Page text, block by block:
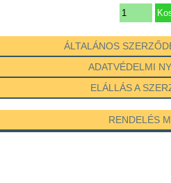
ÁLTALÁNOS
ADATVÉDELMI
ELÁLLÁS A
RENDELÉS